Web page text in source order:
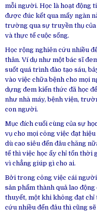
mỗi người. Học là hoạt động
được đúc kết qua mấy ngàn
trường qua sự truyền thụ của
và thực tế cuộc sống.
Học rộng nghiên cứu nhiều
thân. Ví dụ như một bác sĩ
suốt quá trình đào tạo sáu,
vào việc chữa bệnh cho mọi
dựng đem kiến thức đã học
như nhà máy, bệnh viện,
con người.
Mục đích cuối cùng của sự
vụ cho mọi công việc đạt
dù cao siêu đến đâu chăng
tế thì việc học ấy chỉ tốn thời
vì chẳng giúp gì cho ai.
Bởi trong công việc cái
sản phẩm thành quả lao
thuyết, một khi không đạt
cứu nhiều đến đâu thì cũng